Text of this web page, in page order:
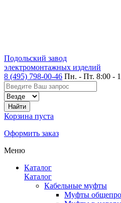
Подольский завод
электромонтажных изделий
8 (495) 798-00-46 Пн. - Пт. 8:00 -
Корзина пуста
Оформить заказ
Меню
Каталог
Каталог
Кабельные муфты
Муфты